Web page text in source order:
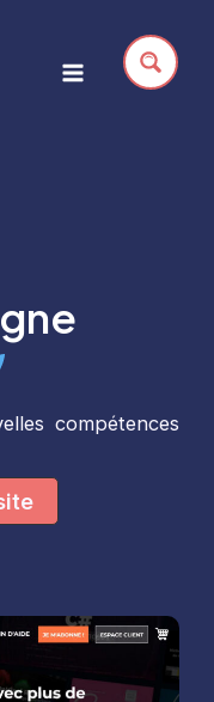
compétences